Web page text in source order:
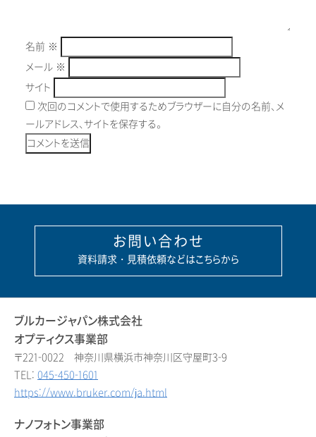
名前 ※
メール ※
サイト
次回のコメントで使用するためブラウザーに自分の名前、メ
ールアドレス、サイトを保存する。
お問い合わせ
資料請求・見積依頼などはこちらから
ブルカージャパン株式会社
オプティクス事業部
〒221-0022 神奈川県横浜市神奈川区守屋町3-9
TEL: 045-450-1601
https://www.bruker.com/ja.html
ナノフォトン事業部